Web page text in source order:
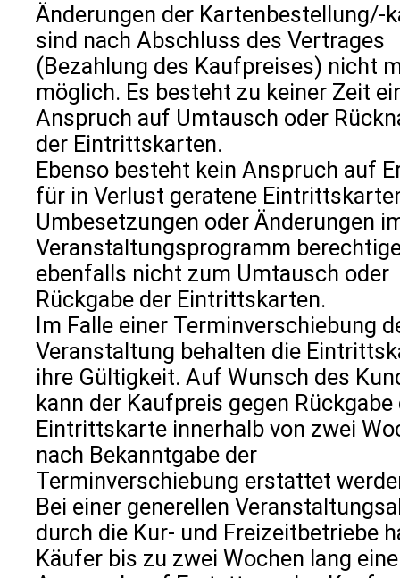
Änderungen der Kartenbestellung/-
sind nach Abschluss des Vertrages
(Bezahlung des Kaufpreises) nicht
möglich. Es besteht zu keiner Zeit
Anspruch auf Umtausch oder
der Eintrittskarten.
Ebenso besteht kein Anspruch auf
für in Verlust geratene
Umbesetzungen oder Änderungen
Veranstaltungsprogramm
ebenfalls nicht zum Umtausch oder
Rückgabe der Eintrittskarten.
Im Falle einer Terminverschiebung
Veranstaltung behalten die
ihre Gültigkeit. Auf Wunsch des
kann der Kaufpreis gegen Rückgabe
Eintrittskarte innerhalb von zwei
nach Bekanntgabe der
Terminverschiebung erstattet
Bei einer generellen
durch die Kur- und Freizeitbetriebe
Käufer bis zu zwei Wochen lang